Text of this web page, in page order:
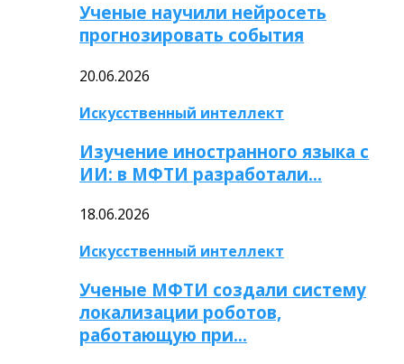
Ученые научили нейросеть
прогнозировать события
20.06.2026
Искусственный интеллект
Изучение иностранного языка с
ИИ: в МФТИ разработали…
18.06.2026
Искусственный интеллект
Ученые МФТИ создали систему
локализации роботов,
работающую при…